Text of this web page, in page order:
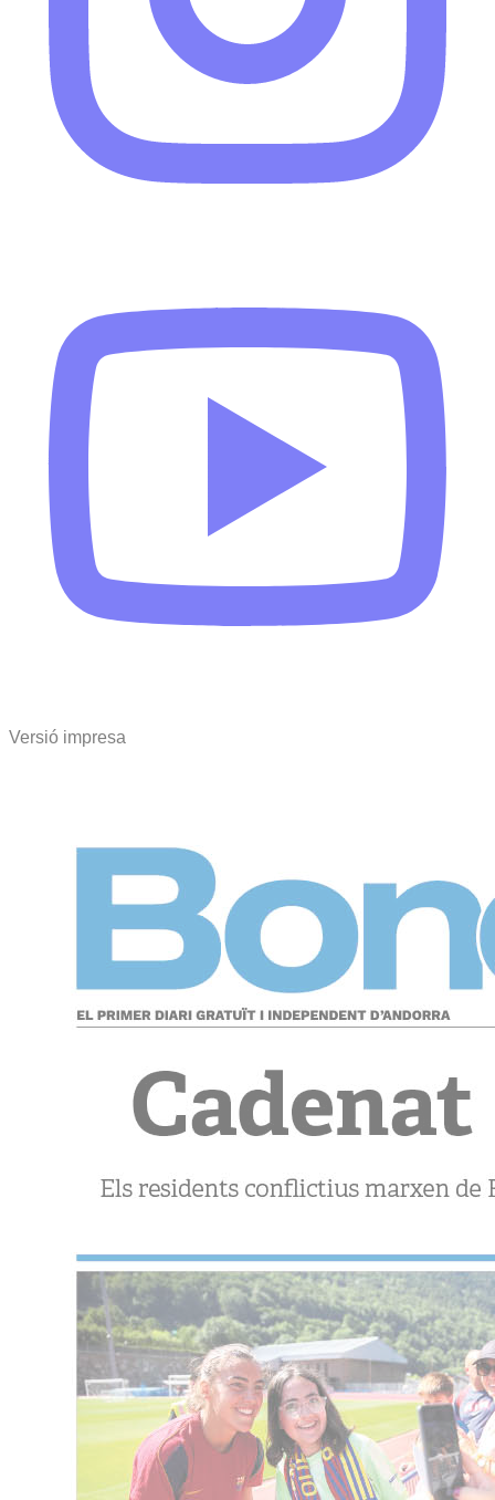
Versió impresa